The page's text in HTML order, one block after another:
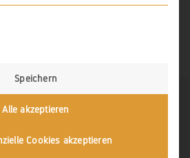
der Service-Gruppen, für
Speichern
Alle akzeptieren
Cookies akzeptieren